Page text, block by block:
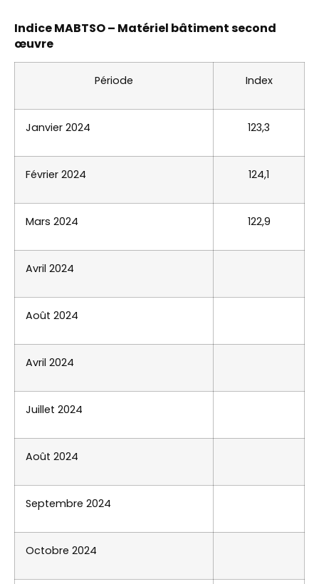
Indice MABTSO – Matériel bâtiment second
œuvre
Période Index
Janvier 2024 123,3
Février 2024 124,1
Mars 2024 122,9
Avril 2024
Août 2024
Avril 2024
Juillet 2024
Août 2024
Septembre 2024
Octobre 2024